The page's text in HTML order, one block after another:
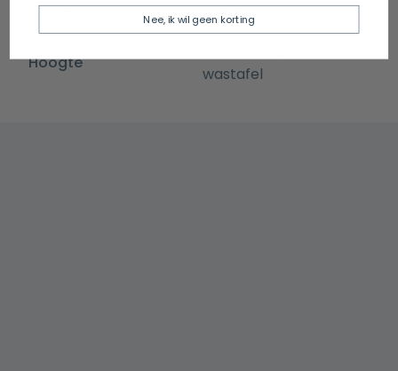
Diepte
22 cm
Hoogte
wastafel
Nee, ik wil geen korting